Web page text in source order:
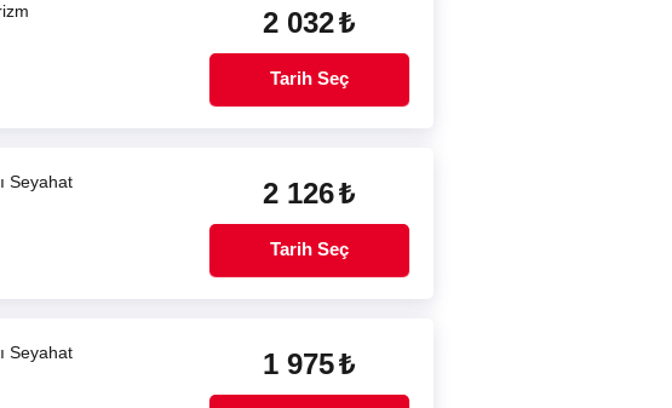
2 032₺
Tarih Seç
Seyahat 2 126₺
Tarih Seç
Seyahat 1 975₺